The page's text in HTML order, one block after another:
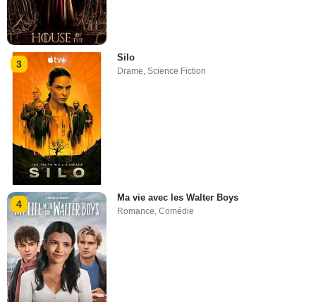
3
Silo
Drame,Science Fiction
4
Ma vie avec les Walter Boys
Romance ,Comédie